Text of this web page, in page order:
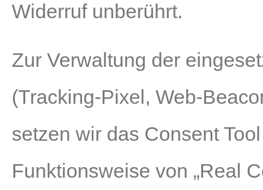
Widerruf unberührt.
Zur Verwaltung der
(Tracking-Pixel, Web-
setzen wir das Consent
Funktionsweise von „Real